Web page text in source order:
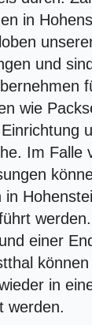
in
und
wie
Im Falle
einer
in
werden.